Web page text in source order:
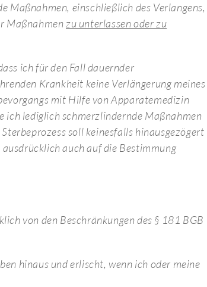
Maßnahmen, einschließlich des Verlangens,
Maßnahmen zu unterlassen oder zu
ich für den Fall dauernder
Krankheit keine Verlängerung meines
mit Hilfe von Apparatemedizin
ich lediglich schmerzlindernde Maßnahmen
soll keinesfalls hinausgezögert
auch auf die Bestimmung
von den Beschränkungen des § 181 BGB
hinaus und erlischt, wenn ich oder meine